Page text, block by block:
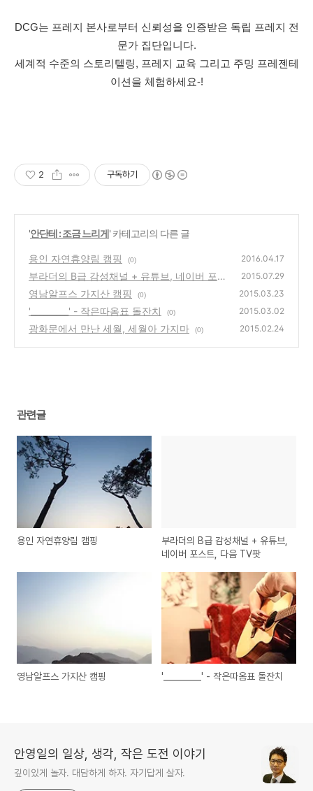
DCG는 프레지 본사로부터 신뢰성을 인 증받은 독립 프레지 전
문가 집단입니다.
세계 적 수준의 스토리텔링, 프레지 교육 그리고 주밍 프레젠테
이션을 체험하세요-!
2 구독하기
'안단테 : 조금 느리게' 카테고리의 다른 글
용인 자연휴양림 캠핑 (0) 2016.04.17
부라더의 B급 감성채널 + 유튜브, 네이버 포스
트, 다음 TV팟
(2)
2015.07.29
영남알프스 가지산 캠핑 (0) 2015.03.23
'_________' - 작은따옴표 돌잔치 (0) 2015.03.02
광화문에서 만난 세월, 세월아 가지마 (0) 2015.02.24
관련글
용인 자연휴양림 캠핑
부라더의 B급 감성채널 + 유튜브,
네이버 포스트, 다음 TV팟
영남알프스 가지산 캠핑 '_________' - 작은따옴표 돌잔치
안영일의 일상, 생각, 작은 도전 이야기
깊이있게 놀자. 대담하게 하자. 자기답게 살자.